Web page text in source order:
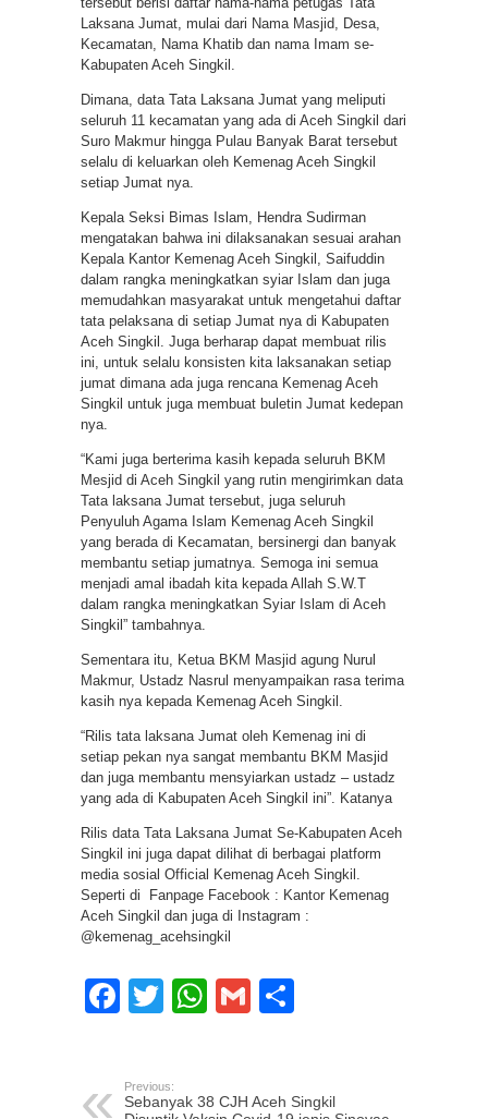
Laksana Jumat, mulai dari Nama Masjid, Desa,
Kecamatan, Nama Khatib dan nama Imam se-
Kabupaten Aceh Singkil.
Dimana, data Tata Laksana Jumat yang meliputi
seluruh 11 kecamatan yang ada di Aceh Singkil dari
Suro Makmur hingga Pulau Banyak Barat tersebut
selalu di keluarkan oleh Kemenag Aceh Singkil
setiap Jumat nya.
Kepala Seksi Bimas Islam, Hendra Sudirman
mengatakan bahwa ini dilaksanakan sesuai arahan
Kepala Kantor Kemenag Aceh Singkil, Saifuddin
dalam rangka meningkatkan syiar Islam dan juga
memudahkan masyarakat untuk mengetahui daftar
tata pelaksana di setiap Jumat nya di Kabupaten
Aceh Singkil. Juga berharap dapat membuat rilis
ini, untuk selalu konsisten kita laksanakan setiap
jumat dimana ada juga rencana Kemenag Aceh
Singkil untuk juga membuat buletin Jumat kedepan
nya.
“Kami juga berterima kasih kepada seluruh BKM
Mesjid di Aceh Singkil yang rutin mengirimkan data
Tata laksana Jumat tersebut, juga seluruh
Penyuluh Agama Islam Kemenag Aceh Singkil
yang berada di Kecamatan, bersinergi dan banyak
membantu setiap jumatnya. Semoga ini semua
menjadi amal ibadah kita kepada Allah S.W.T
dalam rangka meningkatkan Syiar Islam di Aceh
Singkil” tambahnya.
Sementara itu, Ketua BKM Masjid agung Nurul
Makmur, Ustadz Nasrul menyampaikan rasa terima
kasih nya kepada Kemenag Aceh Singkil.
“Rilis tata laksana Jumat oleh Kemenag ini di
setiap pekan nya sangat membantu BKM Masjid
dan juga membantu mensyiarkan ustadz – ustadz
yang ada di Kabupaten Aceh Singkil ini”. Katanya
Rilis data Tata Laksana Jumat Se-Kabupaten Aceh
Singkil ini juga dapat dilihat di berbagai platform
media sosial Official Kemenag Aceh Singkil.
Seperti di Fanpage Facebook : Kantor Kemenag
Aceh Singkil dan juga di Instagram :
@kemenag_acehsingkil
Facebook
TwitterWhatsApp
Gmail
Previous:
Sebanyak 38 CJH Aceh Singkil